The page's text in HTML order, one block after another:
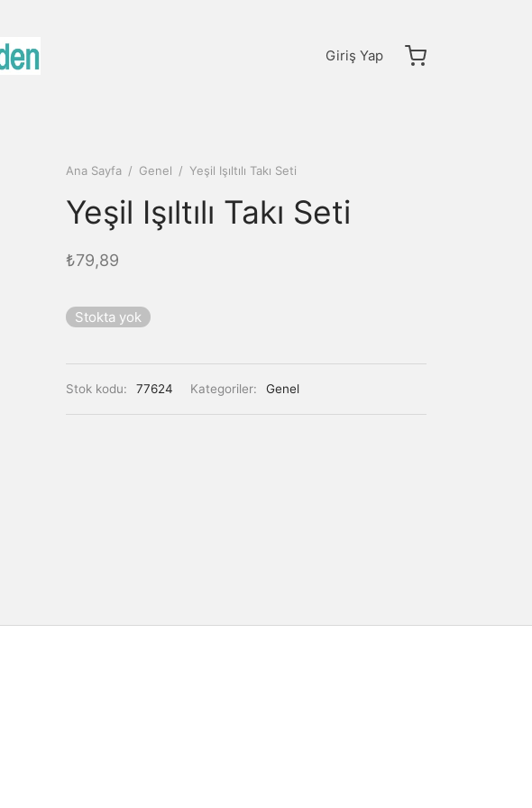
Giriş Yap
Ana Sayfa / Genel / Yeşil Işıltılı Takı Seti
Yeşil Işıltılı Takı Seti
₺79,89
Stokta yok
Stok kodu: 77624 Kategoriler: Genel